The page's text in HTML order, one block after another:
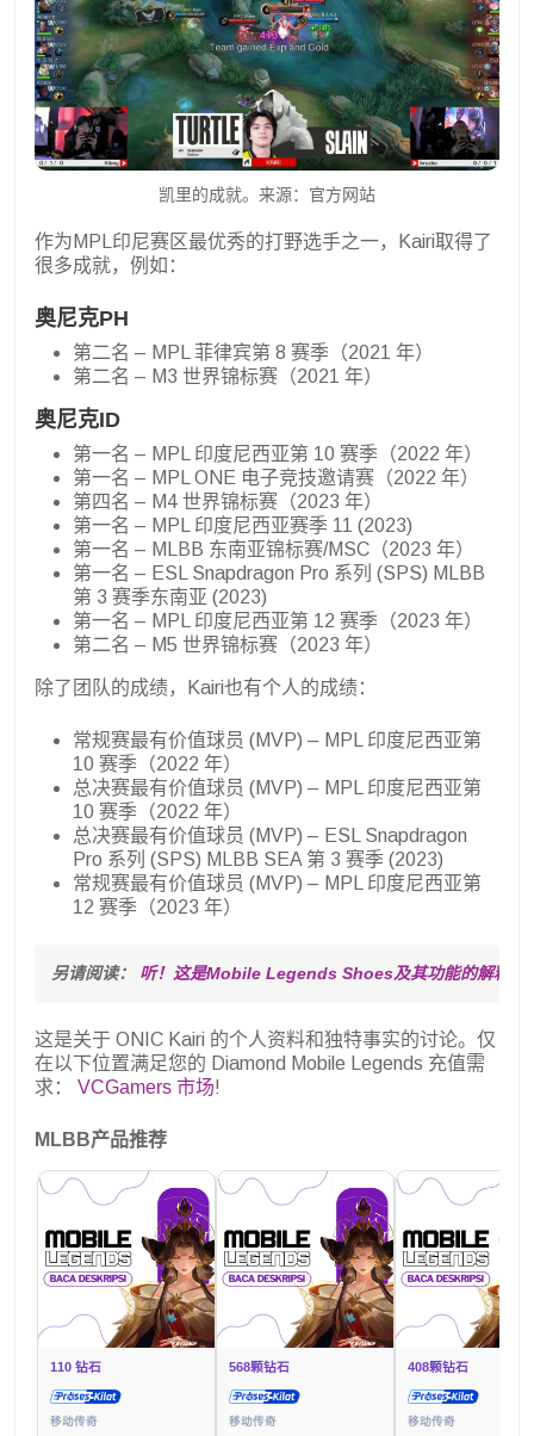
凯里的成就。来源：官方网站
作为MPL印尼赛区最优秀的打野选手之一，Kairi取得了
很多成就，例如：
奥尼克PH
第二名 – MPL 菲律宾第 8 赛季（2021 年）
第二名 – M3 世界锦标赛（2021 年）
奥尼克ID
第一名 – MPL 印度尼西亚第 10 赛季（2022 年）
第一名 – MPL ONE 电子竞技邀请赛（2022 年）
第四名 – M4 世界锦标赛（2023 年）
第一名 – MPL 印度尼西亚赛季 11 (2023)
第一名 – MLBB 东南亚锦标赛/MSC（2023 年）
第一名 – ESL Snapdragon Pro 系列 (SPS) MLBB
第 3 赛季东南亚 (2023)
第一名 – MPL 印度尼西亚第 12 赛季（2023 年）
第二名 – M5 世界锦标赛（2023 年）
除了团队的成绩，Kairi也有个人的成绩：
常规赛最有价值球员 (MVP) – MPL 印度尼西亚第
10 赛季（2022 年）
总决赛最有价值球员 (MVP) – MPL 印度尼西亚第
10 赛季（2022 年）
总决赛最有价值球员 (MVP) – ESL Snapdragon
Pro 系列 (SPS) MLBB SEA 第 3 赛季 (2023)
常规赛最有价值球员 (MVP) – MPL 印度尼西亚第
12 赛季（2023 年）
另请阅读： 听！这是Mobile Legends Shoes及其功能的解释
这是关于 ONIC Kairi 的个人资料和独特事实的讨论。仅
在以下位置满足您的 Diamond Mobile Legends 充值需
求： VCGamers 市场!
MLBB产品推荐
110 钻石
移动传奇
568颗钻石
移动传奇
408颗钻石
移动传奇